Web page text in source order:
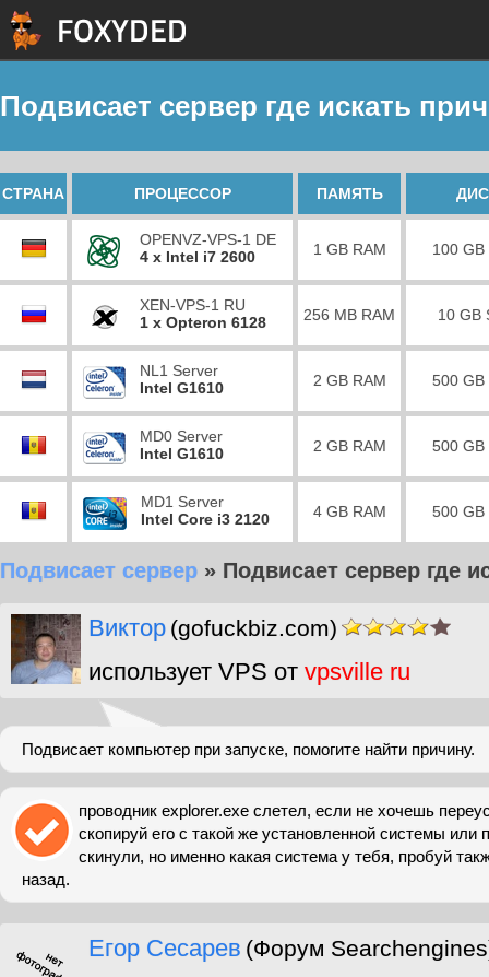
Подвисает сервер где искать
СТРАНА ПРОЦЕССОР ПАМЯТЬ
OPENVZ-VPS-1 DE
4 x Intel i7 2600
1 GB RAM 100 GB
XEN-VPS-1 RU
1 x Opteron 6128
256 MB RAM 10 GB
NL1 Server
Intel G1610
2 GB RAM 500 GB
MD0 Server
Intel G1610
2 GB RAM 500 GB
MD1 Server
Intel Core i3 2120
4 GB RAM 500 GB
Подвисает сервер » Подвисает сервер где
Виктор (gofuckbiz.com)
использует VPS от vpsville ru
Подвисает компьютер при запуске, помогите найти причину.
проводник explorer.exe слетел, если не хочешь
скопируй его с такой же установленной системы или
скинули, но именно какая система у тебя, пробуй
назад.
Егор Сесарев (Форум